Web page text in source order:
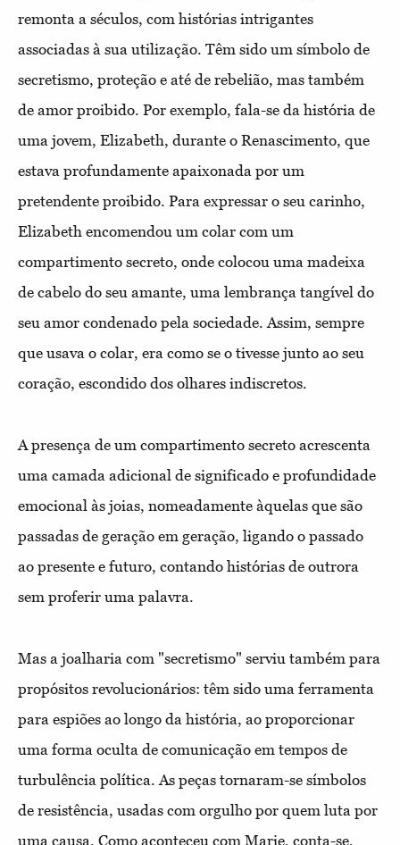
remonta a séculos, com histórias intrigantes
associadas à sua utilização. Têm sido um símbolo de
secretismo, proteção e até de rebelião, mas também
de amor proibido. Por exemplo, fala-se da história de
uma jovem, Elizabeth, durante o Renascimento, que
estava profundamente apaixonada por um
pretendente proibido. Para expressar o seu carinho,
Elizabeth encomendou um colar com um
compartimento secreto, onde colocou uma madeixa
de cabelo do seu amante, uma lembrança tangível do
seu amor condenado pela sociedade. Assim, sempre
que usava o colar, era como se o tivesse junto ao seu
coração, escondido dos olhares indiscretos.
A presença de um compartimento secreto acrescenta
uma camada adicional de significado e profundidade
emocional às joias, nomeadamente àquelas que são
passadas de geração em geração, ligando o passado
ao presente e futuro, contando histórias de outrora
sem proferir uma palavra.
Mas a joalharia com "secretismo" serviu também para
propósitos revolucionários: têm sido uma ferramenta
para espiões ao longo da história, ao proporcionar
uma forma oculta de comunicação em tempos de
turbulência política. As peças tornaram-se símbolos
de resistência, usadas com orgulho por quem luta por
uma causa. Como aconteceu com Marie, conta-se,